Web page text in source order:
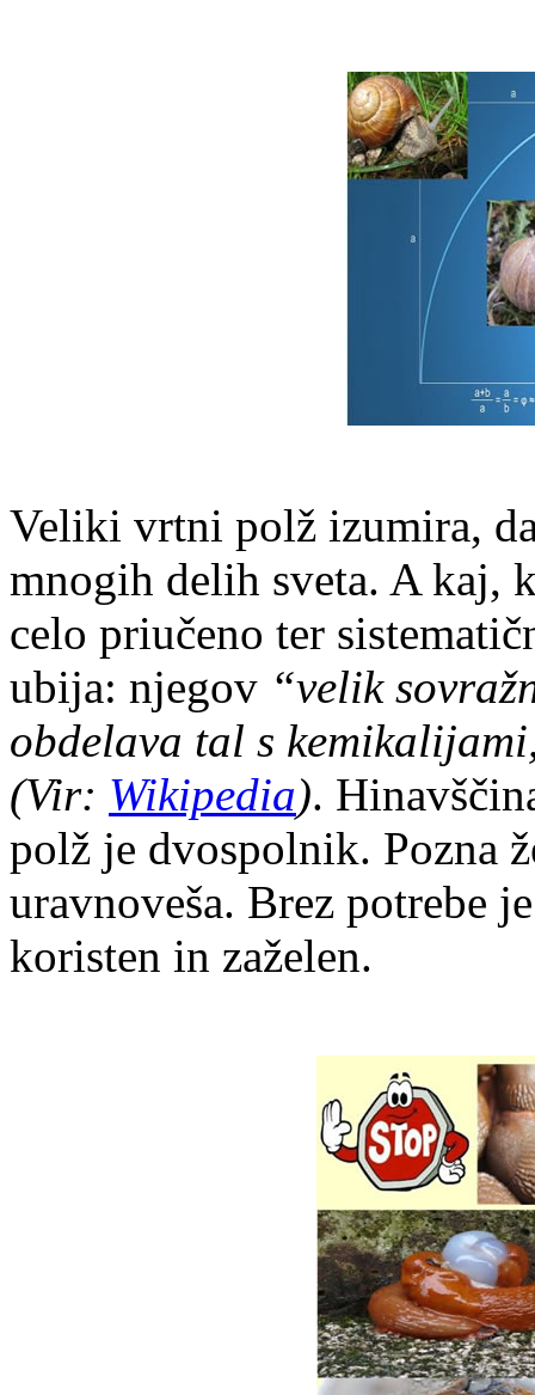
Veliki vrtni polž izumira,
mnogih delih sveta. A kaj,
celo priučeno ter
ubija: njegov “velik
obdelava tal s
(Vir: Wikipedia).
polž je dvospolnik. Pozna
uravnoveša. Brez potrebe
koristen in zaželen.